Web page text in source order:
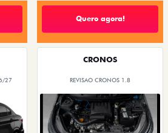
Quero agora!
27
CRONOS
REVISAO CRONOS 1.8